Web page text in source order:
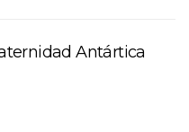
Antártica